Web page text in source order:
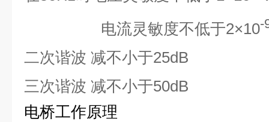
电流灵敏度不低于2×10-
二次谐波 减不小于25dB
三次谐波 减不小于50dB
电桥工作原理